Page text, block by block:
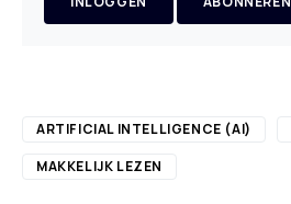
ARTIFICIAL INTELLIGENCE (AI)
MAKKELIJK LEZEN